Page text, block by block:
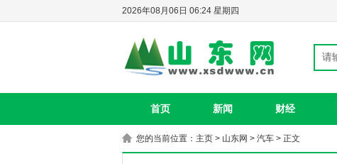
2026年08月06日 06:24 星期四
首页 新闻 财经
您的当前位置： 主页 > 山东网 > 汽车 > 正文